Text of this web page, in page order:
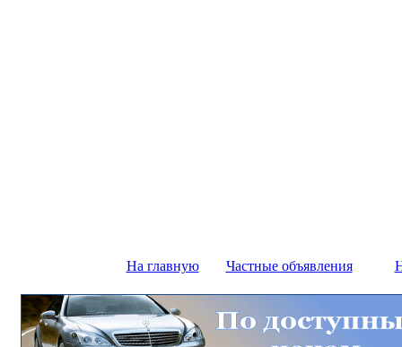
На главную Частные объявления